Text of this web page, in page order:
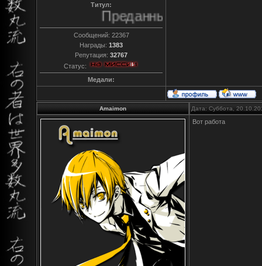
Титул:
Преданный
Сообщений: 22367
Награды: 1383
Репутация: 32767
Статус:
Медали:
Amaimon Дата: Суббота,
Вот работа